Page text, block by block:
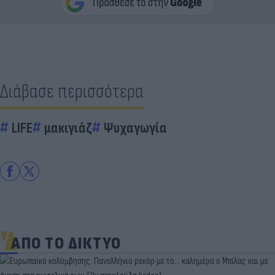
Διάβασε περισσότερα
LIFE μακιγιάζ Ψυχαγωγία
ΑΠΟ ΤΟ ΔΙΚΤΥΟ